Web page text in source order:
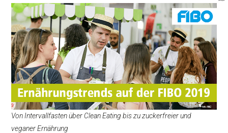
Von Intervallfasten über Clean Eating bis zu zuckerfreier und
veganer Ernährung